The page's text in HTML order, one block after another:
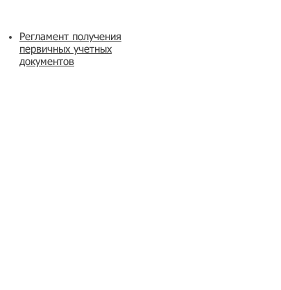
Регламент получения
первичных учетных
документов